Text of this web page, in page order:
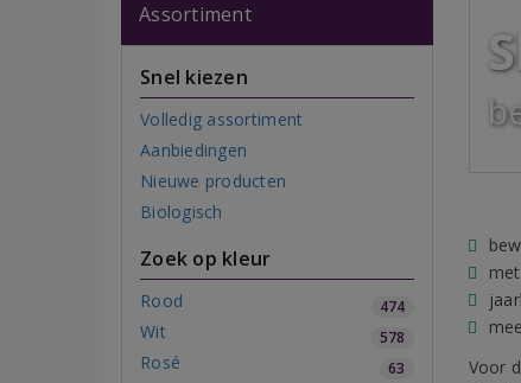
Assortiment
Snel kiezen
Volledig assortiment
Aanbiedingen
Nieuwe producten
Biologisch
Zoek op kleur
Rood 474
Wit 578
Rosé 63
Voor